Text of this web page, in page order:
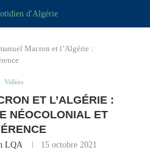
Macron et l’Algérie :
Vidéos
ET L’ALGÉRIE :
NÉOCOLONIAL ET
LQA 15 octobre 2021